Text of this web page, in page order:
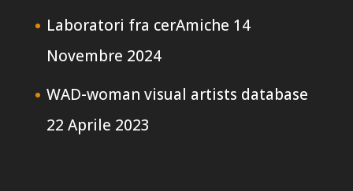
Laboratori fra cerAmiche 14
Novembre 2024
WAD-woman visual artists database
22 Aprile 2023